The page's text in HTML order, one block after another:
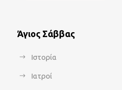
Άγιος Σάββας
Ιστορία
Ιατροί